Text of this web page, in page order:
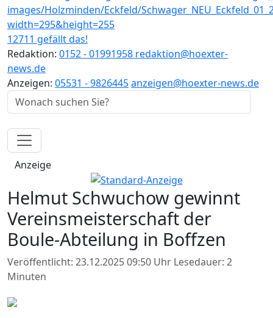
12711 gefällt das!
Redaktion: 0152 - 01991958 redaktion@hoexter-
news.de
Anzeigen: 05531 - 9826445anzeigen@hoexter-news.de
Anzeige
Helmut Schwuchow gewinnt
Vereinsmeisterschaft der
Boule-Abteilung in Boffzen
Veröffentlicht: 23.12.2025 09:50 Uhr Lesedauer: 2
Minuten